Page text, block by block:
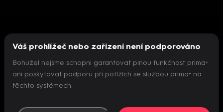
Nepodařilo se inicializovat přehrávač
Váš prohlížeč nebo zařízení není podporováno
Bohužel nejsme schopni garantovat plnou funkčnost prima+
ani poskytovat podporu při potížích se službou prima+ na
těchto systémech.